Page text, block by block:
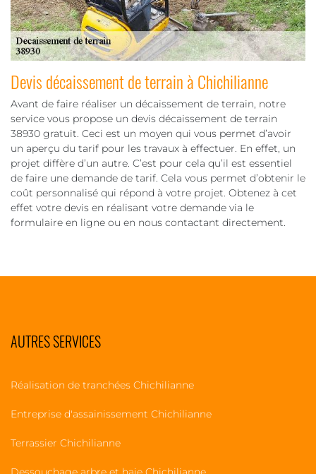
Devis décaissement de terrain à Chichilianne
Avant de faire réaliser un décaissement de terrain, notre
service vous propose un devis décaissement de terrain
38930 gratuit. Ceci est un moyen qui vous permet d’avoir
un aperçu du tarif pour les travaux à effectuer. En effet, un
projet diffère d’un autre. C’est pour cela qu’il est essentiel
de faire une demande de tarif. Cela vous permet d’obtenir le
coût personnalisé qui répond à votre projet. Obtenez à cet
effet votre devis en réalisant votre demande via le
formulaire en ligne ou en nous contactant directement.
AUTRES SERVICES
Réalisation de tranchées Chichilianne
Entreprise d'assainissement Chichilianne
Terrassier Chichilianne